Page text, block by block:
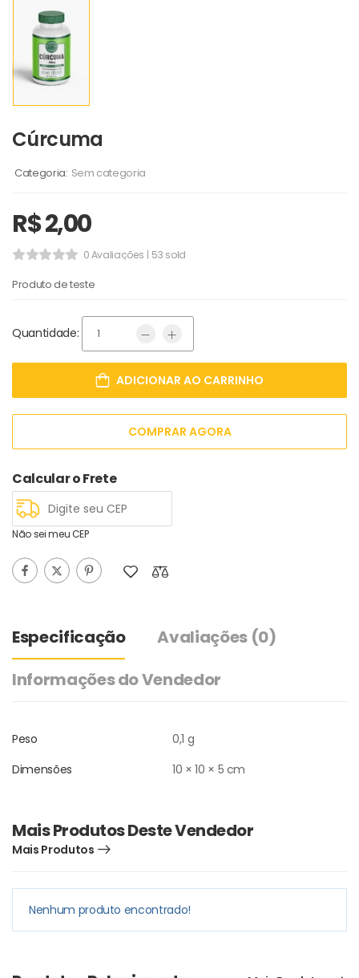
Cúrcuma
Categoria: Sem categoria
R$2,00
0 Avaliações 53 sold
Produto de teste
Quantidade:
ADICIONAR AO CARRINHO
COMPRAR AGORA
Calcular o Frete
Não sei meu CEP
Especificação Avaliações (0)
Informações do Vendedor
Peso
0,1 g
Dimensões
10 × 10 × 5 cm
Mais Produtos Deste Vendedor
Mais Produtos
Nenhum produto encontrado!